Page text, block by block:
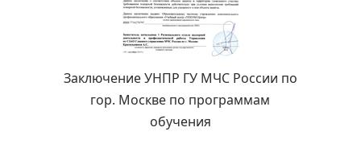
Заключение УНПР ГУ МЧС России по
гор. Москве по программам
обучения